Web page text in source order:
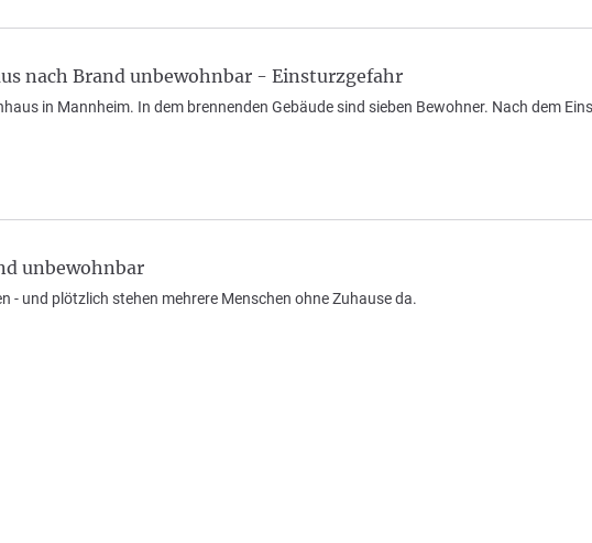
nach Brand unbewohnbar - Einsturzgefahr
in Mannheim. In dem brennenden Gebäude sind sieben Bewohner. Nach dem
unbewohnbar
- und plötzlich stehen mehrere Menschen ohne Zuhause da.